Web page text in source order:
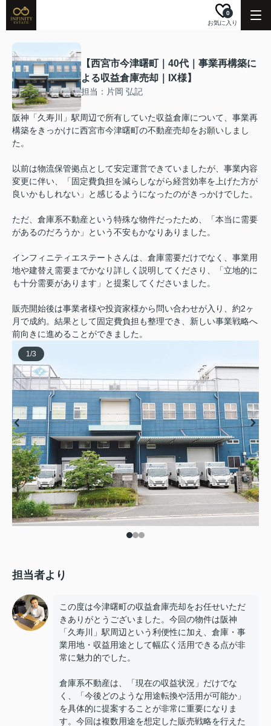
お気に入り
0
【西宮市今津曙町｜40代｜事業再構築に
よる収益倉庫売却｜IX様】
担当：片岡 弘記
阪神「久寿川」駅周辺で所有していた収益倉庫について、事業再
構築をきっかけに西宮市今津曙町の不動産売却をお願いしまし
た。
以前は物流保管拠点として安定運営できていましたが、事業内容
変更に伴い、「固定費負担を減らしながら経営効率を上げた方が
良いかもしれない」と感じるようになったのがきっかけでした。
ただ、倉庫系不動産という特殊な物件だったため、「本当に需要
があるのだろうか」という不安もかなりありました。
インフィニティエステートさんは、倉庫需要だけでなく、事業用
地や建替え需要までかなり詳しく説明してくださり、「立地的に
も十分需要があります」と提案してくださいました。
販売開始後は事業者様や投資家様から問い合わせが入り、約2ヶ
月で成約。結果として固定費負担も整理でき、新しい事業戦略へ
前向きに進めることができました。
1/3
担当者より
この度は今津曙町の収益倉庫売却をお任せいただ
きありがとうございました。今回の物件は阪神
「久寿川」駅周辺という利便性に加え、倉庫・事
業用地・収益用途として幅広く活用できる点が非
常に魅力的でした。
倉庫系不動産は、「現在の収益状況」だけでな
く、「今後どのような用途転換や活用が可能か」
を具体的に提案することが非常に重要になりま
す。今回は複数用途を想定した販売戦略を行えた